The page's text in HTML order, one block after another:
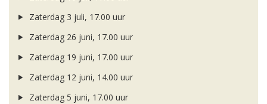
Zaterdag 3 juli, 17.00 uur
Zaterdag 26 juni, 17.00 uur
Zaterdag 19 juni, 17.00 uur
Zaterdag 12 juni, 14.00 uur
Zaterdag 5 juni, 17.00 uur